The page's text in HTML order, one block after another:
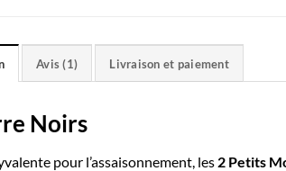
Avis (1) Livraison et paiement
Noirs
pour l’assaisonnement, les 2 Petits